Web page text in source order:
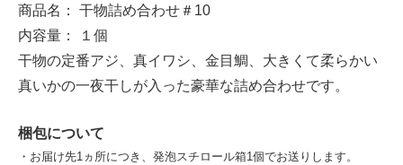
商品名： 干物詰め合わせ＃10
内容量： １個
干物の定番アジ、真イワシ、金目鯛、大きくて柔らかい
真いかの一夜干しが入った豪華な詰め合わせです。
梱包について
・お届け先1ヵ所につき、発泡スチロール箱1個でお送りします。